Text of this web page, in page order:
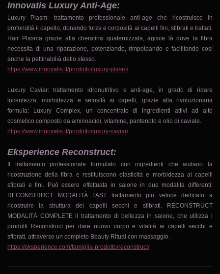
Innovatis Luxury Anti-Age:
Luxury Plasm: trattamento professionale anti-age che ricostruisce in
profondità il capello, donando forza e corposità ai capelli fini, sfibrati e trattati.
Hair Plasma grazie alla cheratina quaternizzata, agisce là dove la fibra
necessita di una riparazione, potenziando, rimpolpando e facilitando così
anche la pettinabilià dello stesso.​​​
https://www.innovatis.it/prodotto/luxury-plasm/
Luxury Caviar: trattamento idronutritivo e anti-age, in grado di ridare
lucentezza, morbidezza e setosità ai capelli, grazie alla rivoluzionaria
formula: Luxury Complex, un concentrato di ingredienti attivi ad alto
cosmetico composto da aminoacidi, vitamine, pantenolo e olio di caviale.
https://www.innovatis.it/prodotto/luxury-caviar/
Eksperience Reconstruct:
Il trattamento professionale formulato con ingredienti che aiutano la
ricostruzione della fibra e restituiscono elasticità e morbidezza ai capelli
sfibrati e fini. Può essere effettuata in salone in due modalita differenti:
RECONSTRUCT MODALITÀ FAST trattamento piu veloce dedicato a
ricostruire la struttura dei capelli secchi e sfibrati. RECONSTRUCT
MODALITÀ COMPLETE il trattamento di bellezza in salone, che utilizza i
prodotti Reconstruct per dare nuovo corpo e vitalità ai capelli secchi e
sfibrati, attraverso un completo Beauty Ritual con massaggio.
https://eksperience.com/famiglia-prodotto/reconstruct/